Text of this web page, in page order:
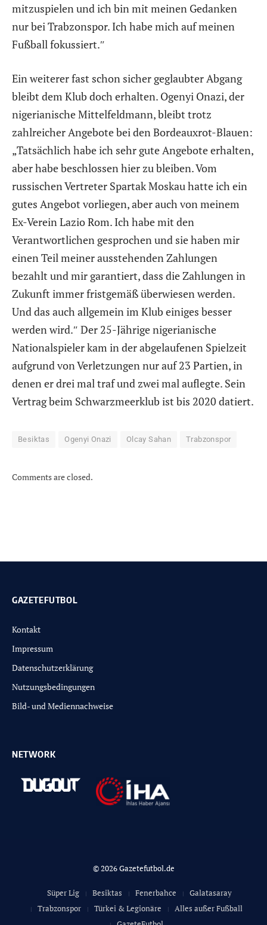
mitzuspielen und ich bin mit meinen Gedanken
nur bei Trabzonspor. Ich habe mich auf meinen
Fußball fokussiert.″
Ein weiterer fast schon sicher geglaubter Abgang
bleibt dem Klub doch erhalten. Ogenyi Onazi, der
nigerianische Mittelfeldmann, bleibt trotz
zahlreicher Angebote bei den Bordeauxrot-Blauen:
„Tatsächlich habe ich sehr gute Angebote erhalten,
aber habe beschlossen hier zu bleiben. Vom
russischen Vertreter Spartak Moskau hatte ich ein
gutes Angebot vorliegen, aber auch von meinem
Ex-Verein Lazio Rom. Ich habe mit den
Verantwortlichen gesprochen und sie haben mir
einen Teil meiner ausstehenden Zahlungen
bezahlt und mir garantiert, dass die Zahlungen in
Zukunft immer fristgemäß überwiesen werden.
Und das auch allgemein im Klub einiges besser
werden wird.″ Der 25-Jährige nigerianische
Nationalspieler kam in der abgelaufenen Spielzeit
aufgrund von Verletzungen nur auf 23 Partien, in
denen er drei mal traf und zwei mal auflegte. Sein
Vertrag beim Schwarzmeerklub ist bis 2020 datiert.
Besiktas Ogenyi Onazi Olcay Sahan Trabzonspor
Comments are closed.
GAZETEFUTBOL
Kontakt
Impressum
Datenschutzerklärung
Nutzungsbedingungen
Bild- und Mediennachweise
NETWORK
© 2026 Gazetefutbol.de
Süper Lig Besiktas Fenerbahce
Galatasaray
Trabzonspor
Türkei & Legionäre
Alles außer Fußball